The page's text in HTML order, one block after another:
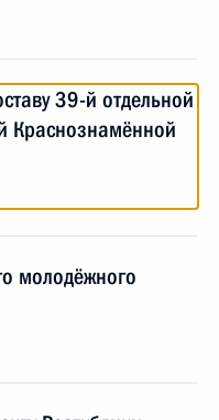
39-й отдельной
Краснознамённой
молодёжного